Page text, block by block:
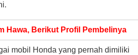
Hawa, Berikut Profil Pembelinya
mobil Honda yang pernah dimiliki